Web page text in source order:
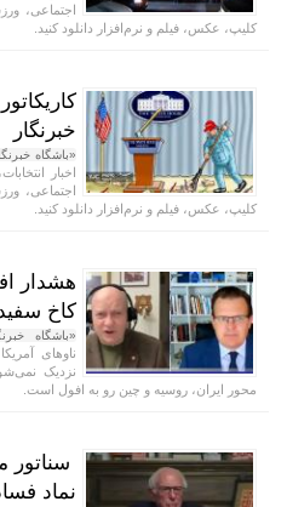
اجتماعی،
کلیپ، عکس، فیلم و نرم‌افزار دانلود کنید.
خبرنگار
«باشگاه
اخبار
اجتماعی،
کلیپ، عکس، فیلم و نرم‌افزار دانلود کنید.
هشدار
کاخ
«باشگاه
ناو‌های
نزدیک
محور ایران، روسیه و چین رو به افول است.
سناتور
نماد